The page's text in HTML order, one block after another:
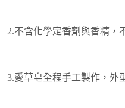
2.不含化學定香劑與香精
3.愛草皂全程手工製作，外